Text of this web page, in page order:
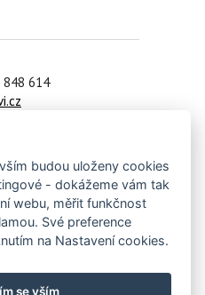
848 614
budou uloženy cookies
- dokážeme vám tak
webu, měřit funkčnost
Své preference
na Nastavení cookies.
se vším